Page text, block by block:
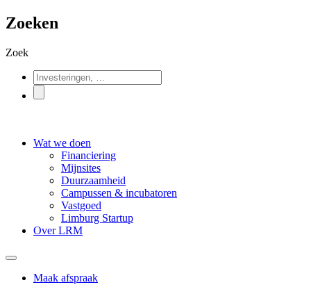
Zoeken
Zoek
Wat we doen
Financiering
Mijnsites
Duurzaamheid
Campussen & incubatoren
Vastgoed
Limburg Startup
Over LRM
Maak afspraak